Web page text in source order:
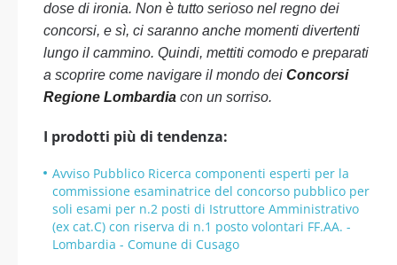
dose di ironia. Non è tutto serioso nel regno dei
concorsi, e sì, ci saranno anche momenti divertenti
lungo il cammino. Quindi, mettiti comodo e preparati
a scoprire come navigare il mondo dei Concorsi
Regione Lombardia con un sorriso.
I prodotti più di tendenza:
Avviso Pubblico Ricerca componenti esperti per la
commissione esaminatrice del concorso pubblico per
soli esami per n.2 posti di Istruttore Amministrativo
(ex cat.C) con riserva di n.1 posto volontari FF.AA. -
Lombardia - Comune di Cusago